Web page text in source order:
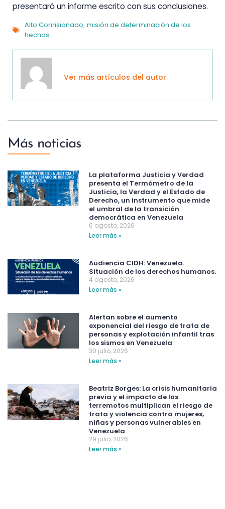
presentará un informe escrito con sus conclusiones.
Alto Comisionado, misión de determinación de los
hechos
Ver más artículos del autor
Más noticias
La plataforma Justicia y Verdad
presenta el Termómetro de la
Justicia, la Verdad y el Estado de
Derecho, un instrumento que mide
el umbral de la transición
democrática en Venezuela
6 agosto, 2026
Leer más »
Audiencia CIDH: Venezuela.
Situación de los derechos humanos.
4 agosto, 2026
Leer más »
Alertan sobre el aumento
exponencial del riesgo de trata de
personas y explotación infantil tras
los sismos en Venezuela
30 julio, 2026
Leer más »
Beatriz Borges: La crisis humanitaria
previa y el impacto de los
terremotos multiplican el riesgo de
trata y violencia contra mujeres,
niñas y personas vulnerables en
Venezuela
29 julio, 2026
Leer más »